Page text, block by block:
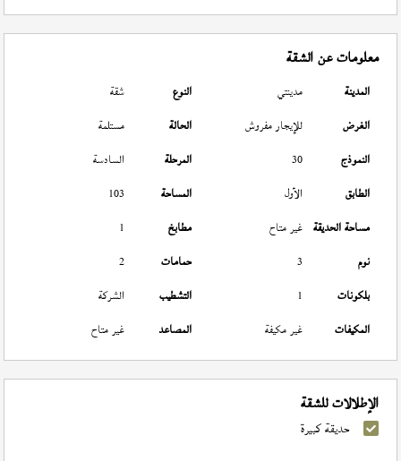
معلومات عن الشقة
المدينة مدينتي النوع
شقة
الغرض
للإيجار مفروش الحالة
مستلمة
النموذج
30 المرحلة
السادسة
الطابق
الأول المساحة
103
مساحة الحديقة غير متاح مطابخ
1
نوم
3 حمامات
2
بلكونات
1 التشطيب
الشركة
المكيفات
غير مكيفة المصاعد غير متاح
الإطلالات للشقة
حديقة كبيرة